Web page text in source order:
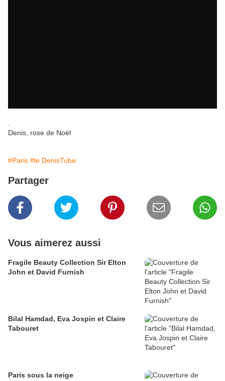
Denis, rose de Noël
#Paris #le DenisTube
Partager
Vous aimerez aussi
Fragile Beauty Collection Sir Elton
John et David Furnish
Bilal Hamdad, Eva Jospin et Claire
Tabouret
Paris sous la neige